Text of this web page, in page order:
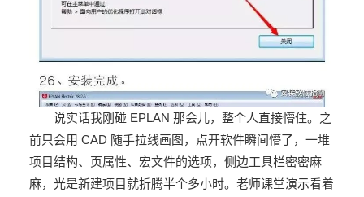
说实话我刚碰 EPLAN 那会儿，整个人直接懵住。之
前只会用 CAD 随手拉线画图，点开软件瞬间懵了，一堆
项目结构、页属性、宏文件的选项，侧边工具栏密密麻
麻，光是新建项目就折腾半个多小时。老师课堂演示看着